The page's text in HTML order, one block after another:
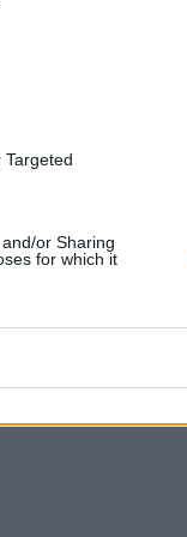
or Sharing
for which it
με
του